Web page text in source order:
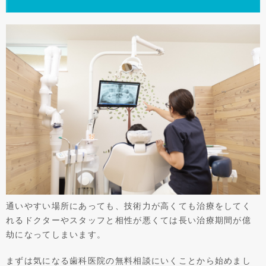
通いやすい場所にあっても、技術力が高くても治療をしてく
れるドクターやスタッフと相性が悪くては長い治療期間が億
劫になってしまいます。
まずは気になる歯科医院の無料相談にいくことから始めまし